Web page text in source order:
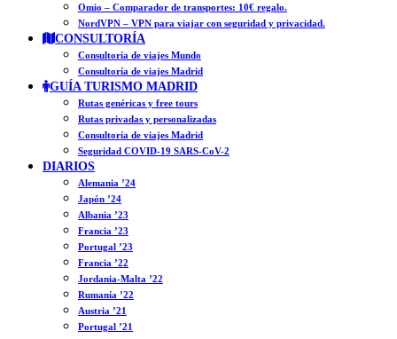
Omio – Comparador de transportes: 10€ regalo.
NordVPN – VPN para viajar con seguridad y privacidad.
CONSULTORÍA
Consultoría de viajes Mundo
Consultoría de viajes Madrid
GUÍA TURISMO MADRID
Rutas genéricas y free tours
Rutas privadas y personalizadas
Consultoría de viajes Madrid
Seguridad COVID-19 SARS-CoV-2
DIARIOS
Alemania ’24
Japón ’24
Albania ’23
Francia ’23
Portugal ’23
Francia ’22
Jordania-Malta ’22
Rumanía ’22
Austria ’21
Portugal ’21